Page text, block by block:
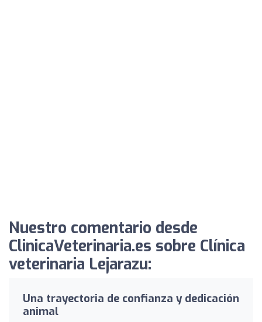
Nuestro comentario desde
ClinicaVeterinaria.es sobre Clínica
veterinaria Lejarazu:
Una trayectoria de confianza y dedicación
animal